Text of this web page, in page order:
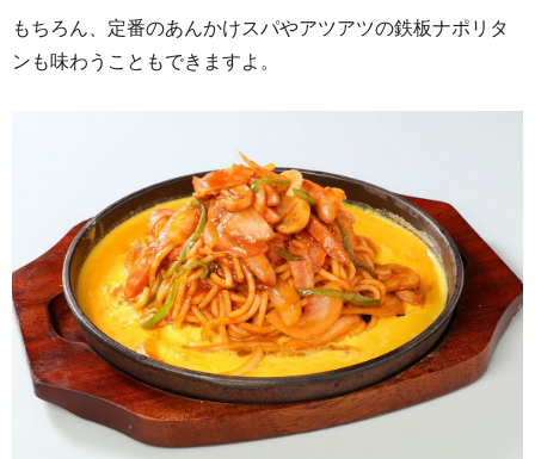
もちろん、定番のあんかけスパやアツアツの鉄板ナポリタ
ンも味わうこともできますよ。